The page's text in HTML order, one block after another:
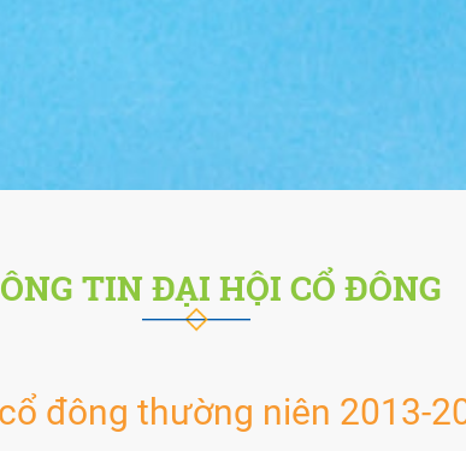
TIN ĐẠI HỘI CỔ ĐÔNG
đông thường niên 2013-